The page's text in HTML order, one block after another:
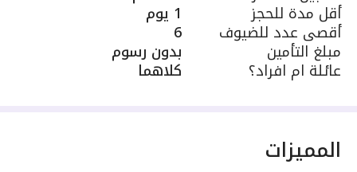
أقل مدة للحجز 1 يوم
أقصى عدد للضيوف 6
مبلغ التأمين بدون رسوم
عائلة ام افراد؟ كلاهما
المميزات